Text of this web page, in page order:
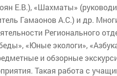
Е.В.), «Шахматы»
Гамаонов А.С.) и др.
Регионального
«Юные экологи»,
и обзорные
Такая работа с